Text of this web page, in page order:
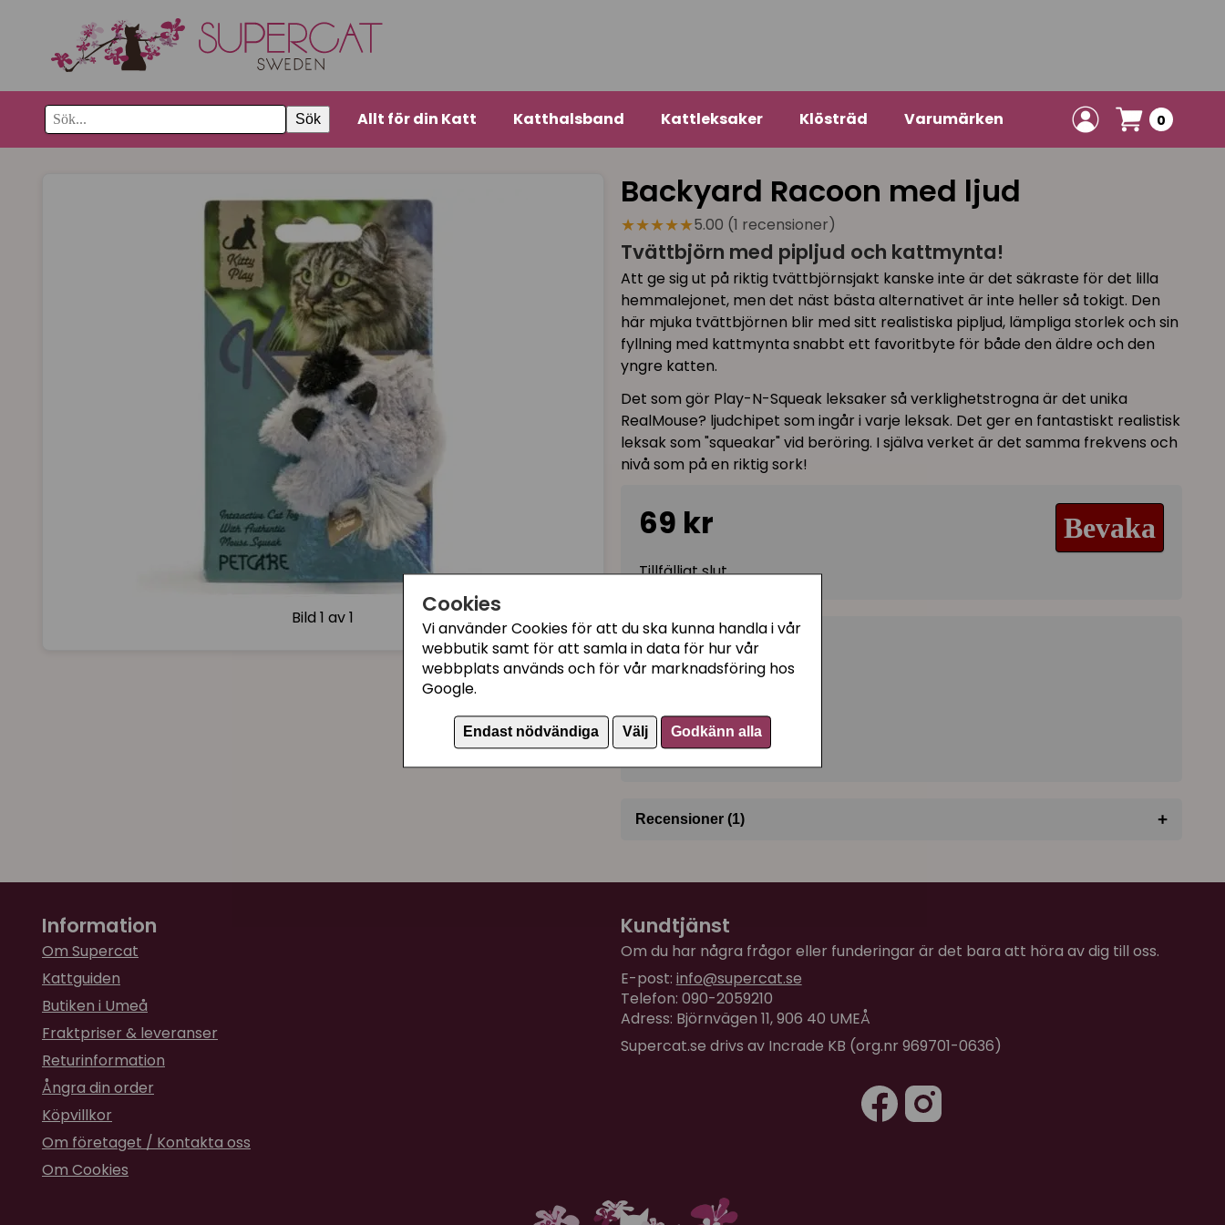
Cookies
Vi använder Cookies för att du ska kunna handla i vår
webbutik samt för att samla in data för hur vår
webbplats används och för vår marknadsföring hos
Google.
Endast nödvändiga Välj Godkänn alla
Sök Allt för din Katt Katthalsband Kattleksaker Klösträd Varumärken 0
Bild1 av 1
Backyard Racoon med ljud
★★★★★5.00 (1 recensioner)
Tvättbjörn med pipljud och kattmynta!
Att ge sig ut på riktig tvättbjörnsjakt kanske inte är det säkraste för det lilla
hemmalejonet, men det näst bästa alternativet är inte heller så tokigt. Den
här mjuka tvättbjörnen blir med sitt realistiska pipljud, lämpliga storlek och sin
fyllning med kattmynta snabbt ett favoritbyte för både den äldre och den
yngre katten.
Det som gör Play-N-Squeak leksaker så verklighetstrogna är det unika
RealMouse? ljudchipet som ingår i varje leksak. Det ger en fantastiskt realistisk
leksak som "squeakar" vid beröring. I själva verket är det samma frekvens och
nivå som på en riktig sork!
69 kr Bevaka
Tillfälligt slut
Kategorier:
Aktiveringskattleksaker
Kattleksaker
Artikelnummer:85918
Recensioner (1) +
för 2 år sedan
flera gånger per dag. Fullt betyd från båda kattungarna!
Information
Om Supercat
Kattguiden
Butiken i Umeå
Fraktpriser & leveranser
Returinformation
Ångra din order
Köpvillkor
Om företaget / Kontakta oss
Om Cookies
Kundtjänst
Om du har några frågor eller funderingar är det bara att höra av dig till oss.
E-post: info@supercat.se
Telefon: 090-2059210
Adress: Björnvägen 11, 906 40 UMEÅ
Supercat.se drivs av Incrade KB (org.nr 969701-0636)